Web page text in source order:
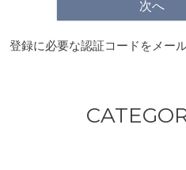
次へ
登録に必要な認証コードをメー